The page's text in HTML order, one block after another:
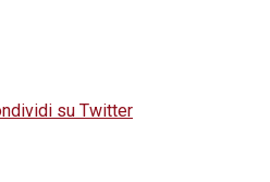
su Twitter